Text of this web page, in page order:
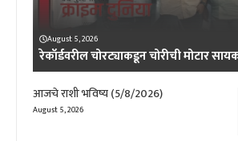
August 5, 2026
रेकॉर्डवरील चोरट्याकडून चोरीची मोटार
आजचे राशी भविष्य (5/8/2026)
August 5, 2026